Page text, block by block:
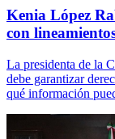
Kenia López
con
La presidenta de la
debe garantizar
qué información